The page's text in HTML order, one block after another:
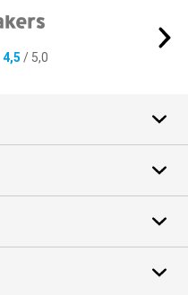
4,5 / 5,0